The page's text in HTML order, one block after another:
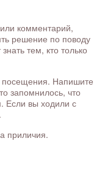
комментарий,
решение по поводу
тем, кто только
посещения. Напишите
запомнилось, что
Если вы ходили с
приличия.